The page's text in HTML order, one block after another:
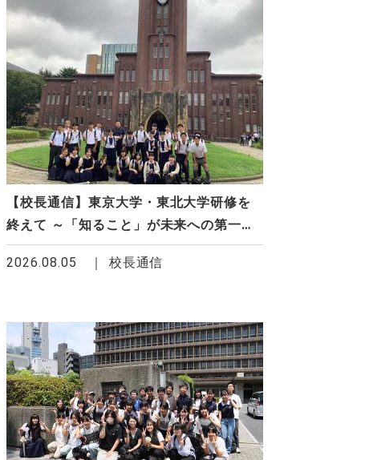
【校長通信】東京大学・東北大学研修を
終えて ～「知ること」が未来への第一歩
～
2026.08.05
校長通信